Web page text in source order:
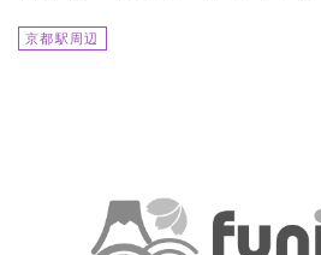
京都駅周辺